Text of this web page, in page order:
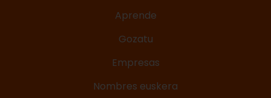
Aprende
Gozatu
Empresas
Nombres euskera